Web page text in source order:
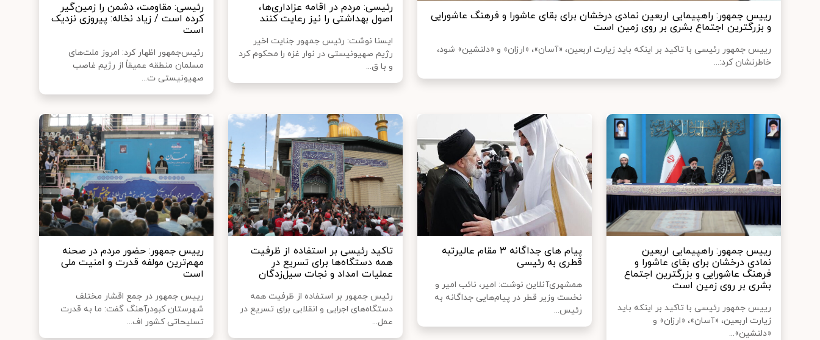
رییس جمهور: راهپیمایی اربعین نمادی درخشان برای بقای عاشورا و فرهنگ عاشورایی
و بزرگترین اجتماع بشری بر روی زمین است
رییس جمهور رئیسی با تاکید بر اینکه باید زیارت اربعین، «آسان»، «ارزان» و «دلنشین» شود،
خاطرنشان کرد:...
رئیسی: مردم در اقامه عزاداری‌ها،
اصول بهداشتی را نیز رعایت کنند
ایسنا نوشت: رئیس جمهور جنایت اخیر
رژیم صهیونیستی در نوار غزه را محکوم کرد
و با ق...
رئیسی:‌ مقاومت، دشمن را زمین‌گیر
کرده است / زیاد نخاله: پیروزی نزدیک
است
رئیس‌جمهور اظهار کرد: امروز ملت‌های
مسلمان منطقه عمیقاً از رژیم غاصب
صهیونیستی ت...
رییس جمهور: راهپیمایی اربعین
نمادی درخشان برای بقای عاشورا و
فرهنگ عاشورایی و بزرگترین اجتماع
بشری بر روی زمین است
رییس جمهور رئیسی با تاکید بر اینکه باید
زیارت اربعین، «آسان»، «ارزان» و
«دلنشین»...
پیام های جداگانه ۳ مقام عالیرتبه
قطری به رئیسی
همشهری‌آنلاین نوشت: امیر، نائب امیر و
نخست وزیر قطر در پیام‌هایی جداگانه به
رئیس...
تاکید رئیسی بر استفاده از ظرفیت
همه دستگاه‌ها برای تسریع در
عملیات امداد و نجات سیل‌زدگان
رئیس جمهور بر استفاده از ظرفیت همه
دستگاه‌های اجرایی و انقلابی برای تسریع در
عمل...
رییس جمهور: حضور مردم در صحنه
مهم‌ترین مولفه قدرت و امنیت ملی
است
رییس جمهور در جمع اقشار مختلف
شهرستان کبودرآهنگ گفت: ما به قدرت
تسلیحاتی کشور اف...